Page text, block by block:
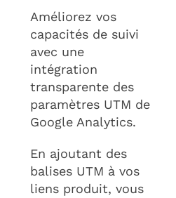
Améliorez vos
capacités de suivi
avec une
intégration
transparente des
paramètres UTM de
Google Analytics.
En ajoutant des
balises UTM à vos
liens produit, vous